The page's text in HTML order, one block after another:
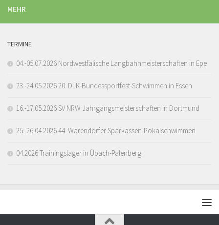
MEHR
TERMINE
04.-05.07.2026 Nordwestfälische Langbahnmeisterschaften in Epe
23.-24.05.2026 20. DJK-Bundessportfest-Schwimmen in Essen
16.-17.05.2026 SV NRW Jahrgangsmeisterschaften in Dortmund
25.-26.04.2026 44. Warendorfer Sparkassen-Pokalschwimmen
04.2026 Trainingslager in Übach-Palenberg